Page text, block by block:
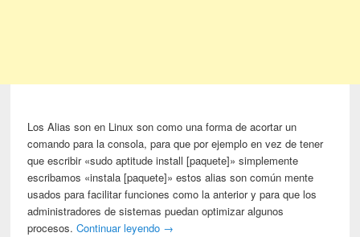
Los Alias son en Linux son como una forma de acortar un
comando para la consola, para que por ejemplo en vez de tener
que escribir «sudo aptitude install [paquete]» simplemente
escribamos «instala [paquete]» estos alias son común mente
usados para facilitar funciones como la anterior y para que los
administradores de sistemas puedan optimizar algunos
procesos.Continuar leyendo →